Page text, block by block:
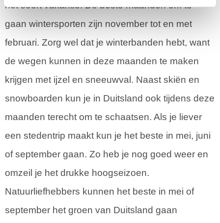
het soort vakantie. De beste maanden om te
gaan wintersporten zijn november tot en met
februari. Zorg wel dat je winterbanden hebt, want
de wegen kunnen in deze maanden te maken
krijgen met ijzel en sneeuwval. Naast skiën en
snowboarden kun je in Duitsland ook tijdens deze
maanden terecht om te schaatsen. Als je liever
een stedentrip maakt kun je het beste in mei, juni
of september gaan. Zo heb je nog goed weer en
omzeil je het drukke hoogseizoen.
Natuurliefhebbers kunnen het beste in mei of
september het groen van Duitsland gaan